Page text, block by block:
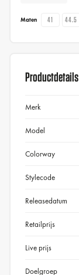
Maten 41 44.5
Productdetails
Merk
Model
Colorway
Stylecode
Releasedatum
Retailprijs
Live prijs
Doelgroep